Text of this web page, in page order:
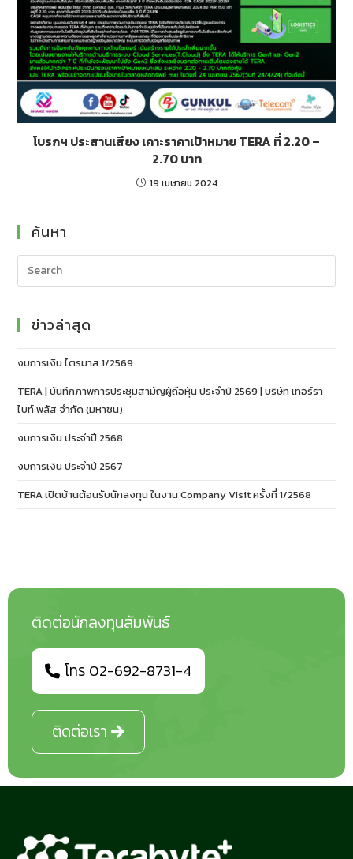
โบรกฯ ประสานเสียง เคาะราคาเป้าหมาย TERA ที่ 2.20 –
2.70 บาท
19 เมษายน 2024
ค้นหา
ข่าวล่าสุด
งบการเงิน ไตรมาส 1/2569
TERA | บันทึกภาพการประชุมสามัญผู้ถือหุ้น ประจำปี 2569 | บริษัท เทอร์รา
ไบท์ พลัส จำกัด (มหาชน)
งบการเงิน ประจำปี 2568
งบการเงิน ประจำปี 2567
TERA เปิดบ้านต้อนรับนักลงทุน ในงาน Company Visit ครั้งที่ 1/2568
ติดต่อนักลงทุนสัมพันธ์
โทร 02-692-8731-4
ติดต่อเรา